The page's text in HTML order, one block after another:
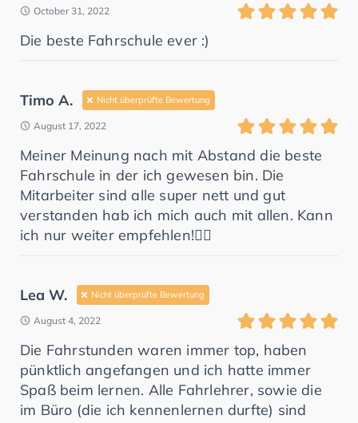
October 31, 2022
Die beste Fahrschule ever :)
Timo A. Nicht überprüfte Bewertung
August 17, 2022
Meiner Meinung nach mit Abstand die beste
Fahrschule in der ich gewesen bin. Die
Mitarbeiter sind alle super nett und gut
verstanden hab ich mich auch mit allen. Kann
ich nur weiter empfehlen!👍🏼
Lea W. Nicht überprüfte Bewertung
August 4, 2022
Die Fahrstunden waren immer top, haben
pünktlich angefangen und ich hatte immer
Spaß beim lernen. Alle Fahrlehrer, sowie die
im Büro (die ich kennenlernen durfte) sind